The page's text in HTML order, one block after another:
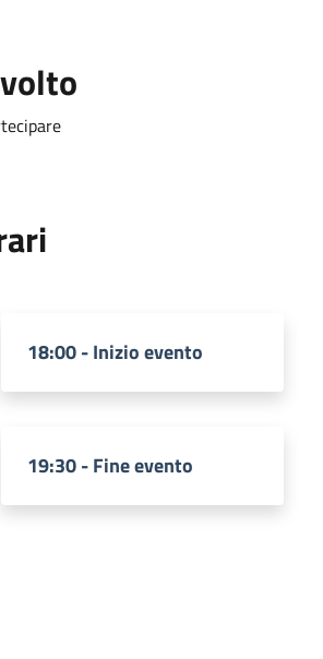
18:00 - Inizio evento
19:30 - Fine evento